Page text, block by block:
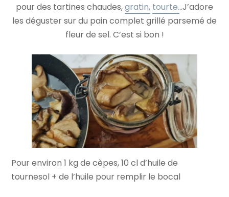
pour des tartines chaudes,gratin, tourte...J’adore
les déguster sur du pain complet grillé parsemé de
fleur de sel. C’est si bon !
Pour environ 1 kg de cèpes, 10 cl d’huile de
tournesol + de l’huile pour remplir le bocal